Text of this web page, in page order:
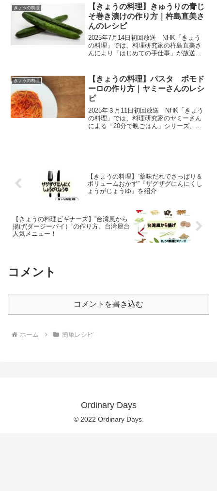
た肉そぼろを自分でピーマンに詰めて食
べるスタイル！ピ...
きょうの料理
【きょうの料理】きゅうりの青じ
そ巻き漬けの作り方｜杵島直美さ
んのレシピ
2025年7月14日初回放送 NHK「きょう
の料理」では、料理研究家の杵島直美さ
んにより「はじめての手仕事」が放送さ
師杵島直美さんに教えてもらいます。ど
れも簡単にでき...
きょうの料理
【きょうの料理】パスタ ポモド
ーロの作り方｜ヤミーさんのレシ
ピ
2025年３月11日初回放送 NHK「きょう
の料理」では、料理研究家のヤミーさん
による「20分で晩ごはん」シリーズ、新
【きょうの料理】”薬味だれでさっぱり＆
ボリュームおかず”『ザグザグにんにくし
ょうがじょうゆ』を紹介
【きょうの料理ビギナーズ】”台湾風から
揚げ(ダージーパイ）”の作り方。台湾屋台
人気メニュー！
コメント
コメントを書き込む
ホーム 簡単レシピ
Ordinary Days
© 2022 Ordinary Days.